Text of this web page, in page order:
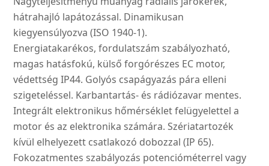
hátrahajló lapátozással. Dinamikusan
kiegyensúlyozva (ISO 1940-1).
Energiatakarékos, fordulatszám szabályozható,
magas hatásfokú, külső forgórészes EC motor,
védettség IP44. Golyós csapágyazás pára elleni
szigeteléssel. Karbantartás- és rádiózavar mentes.
Integrált elektronikus hőmérséklet felügyelettel a
motor és az elektronika számára. Szériatartozék
kívül elhelyezett csatlakozó dobozzal (IP 65).
Fokozatmentes szabályozás potencióméterrel vagy